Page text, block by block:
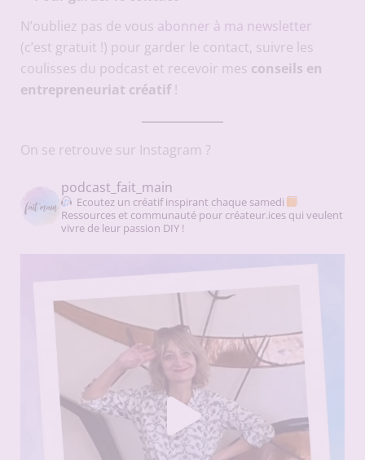
N’oubliez pas de vous abonner à ma newsletter
(c’est gratuit !) pour garder le contact, suivre les
coulisses du podcast et recevoir mes conseils en
entrepreneuriat créatif!
On se retrouve sur Instagram ?
podcast_fait_main
Ecoutez un créatif inspirant chaque samedi
Ressources et communauté pour créateur.ices qui veulent
vivre de leur passion DIY !